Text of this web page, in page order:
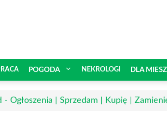
POGODA NEKROLOGI DLA
- Ogłoszenia | Sprzedam | Kupię |